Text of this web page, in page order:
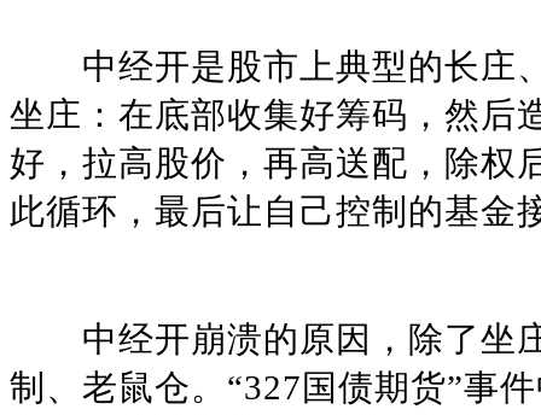
中经开是股市上典型的长庄
坐庄：在底部收集好筹码，然后
好，拉高股价，再高送配，除权
此循环，最后让自己控制的基金
中经开崩溃的原因，除了坐
制、老鼠仓。“327国债期货”事